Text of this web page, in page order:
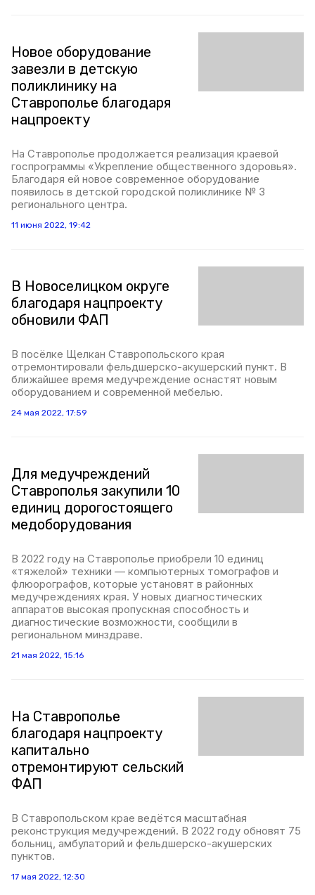
Новое оборудование
завезли в детскую
поликлинику на
Ставрополье благодаря
нацпроекту
На Ставрополье продолжается реализация краевой
госпрограммы «Укрепление общественного здоровья».
Благодаря ей новое современное оборудование
появилось в детской городской поликлинике № 3
регионального центра.
11 июня 2022, 19:42
В Новоселицком округе
благодаря нацпроекту
обновили ФАП
В посёлке Щелкан Ставропольского края
отремонтировали фельдшерско-акушерский пункт. В
ближайшее время медучреждение оснастят новым
оборудованием и современной мебелью.
24 мая 2022, 17:59
Для медучреждений
Ставрополья закупили 10
единиц дорогостоящего
медоборудования
В 2022 году на Ставрополье приобрели 10 единиц
«тяжелой» техники — компьютерных томографов и
флюорографов, которые установят в районных
медучреждениях края. У новых диагностических
аппаратов высокая пропускная способность и
диагностические возможности, сообщили в
региональном минздраве.
21 мая 2022, 15:16
На Ставрополье
благодаря нацпроекту
капитально
отремонтируют сельский
ФАП
В Ставропольском крае ведётся масштабная
реконструкция медучреждений. В 2022 году обновят 75
больниц, амбулаторий и фельдшерско-акушерских
пунктов.
17 мая 2022, 12:30